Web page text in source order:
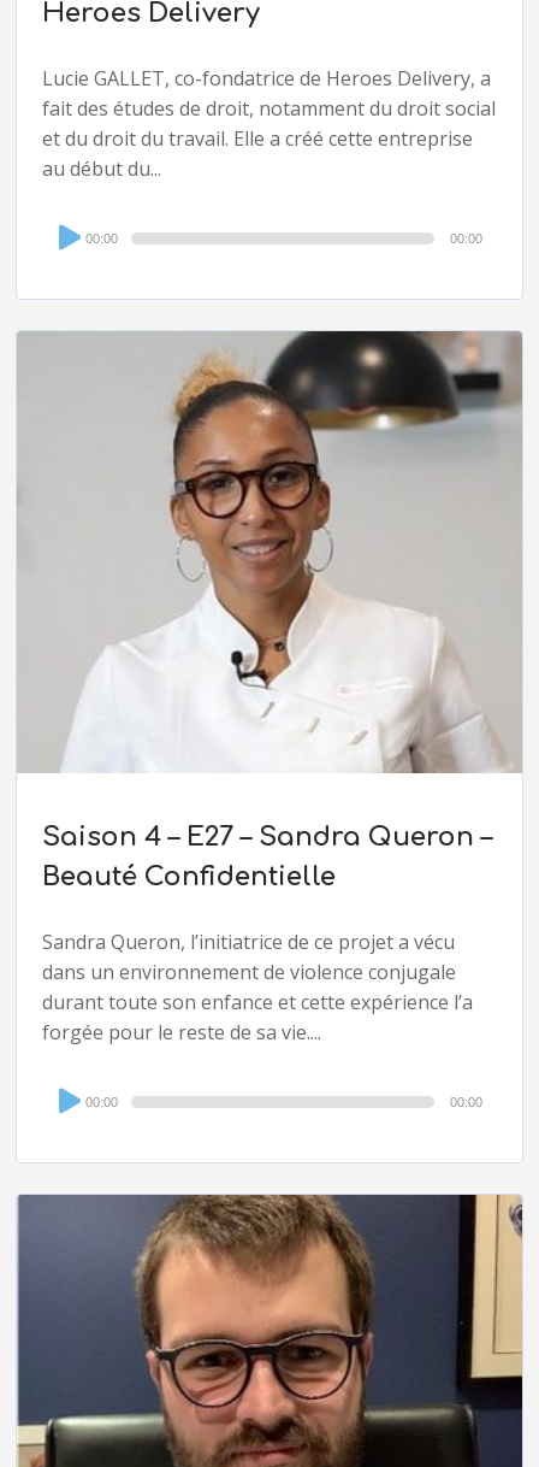
Heroes Delivery
Lucie GALLET, co-fondatrice de Heroes Delivery, a
fait des études de droit, notamment du droit social
et du droit du travail. Elle a créé cette entreprise
au début du...
Audio
Player
00:00 00:00
Saison 4 – E27 – Sandra Queron –
Beauté Confidentielle
Sandra Queron, l’initiatrice de ce projet a vécu
dans un environnement de violence conjugale
durant toute son enfance et cette expérience l’a
forgée pour le reste de sa vie....
Audio
Player
00:00 00:00